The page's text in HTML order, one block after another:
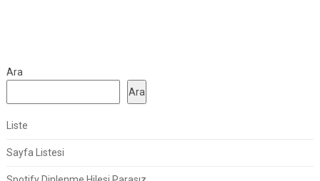
Ara
Ara
Liste
Sayfa Listesi